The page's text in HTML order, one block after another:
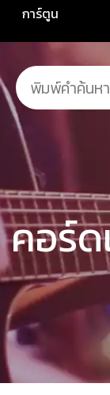
การ์ตูน
คอร์